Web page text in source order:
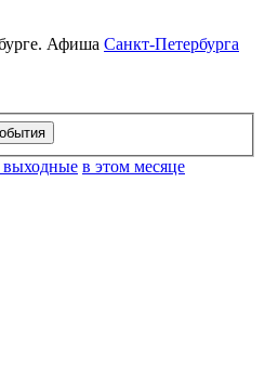
Афиша Санкт-Петербурга
выходные в этом месяце